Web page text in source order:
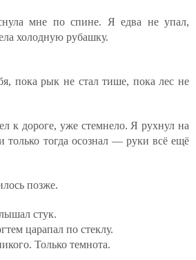
мне по спине. Я едва не упал,
холодную рубашку.
пока рык не стал тише, пока лес не
к дороге, уже стемнело. Я рухнул на
тогда осознал — руки всё ещё
позже.
стук.
царапал по стеклу.
Только темнота.